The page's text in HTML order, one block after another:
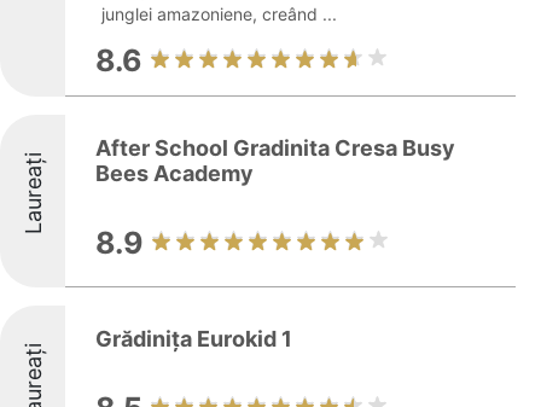
junglei amazoniene, creând ...
8.6
Laureați
After School Gradinita Cresa Busy
Bees Academy
8.9
Laureați
Grădinița Eurokid 1